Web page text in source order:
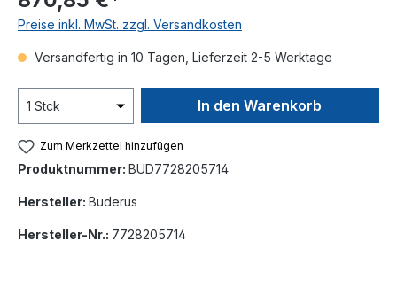
Preise inkl. MwSt. zzgl. Versandkosten
Versandfertig in 10 Tagen, Lieferzeit 2-5 Werktage
In den Warenkorb
Zum Merkzettel hinzufügen
Produktnummer: BUD7728205714
Hersteller: Buderus
Hersteller-Nr.: 7728205714